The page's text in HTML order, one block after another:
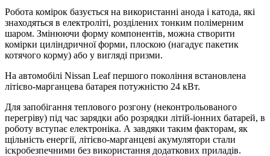
Робота комірок базується на використанні анода і катода, які
знаходяться в електроліті, розділених тонким полімерним
шаром. Змінюючи форму компонентів, можна створити
комірки циліндричної форми, плоскою (нагадує пакетик
котячого корму) або у вигляді призми.
На автомобілі Nissan Leaf першого покоління встановлена
літієво-марганцева батарея потужністю 24 кВт.
Для запобігання теплового розгону (неконтрольованого
перегріву) під час зарядки або розрядки літій-іонних батарей, в
роботу вступає електроніка. А завдяки таким факторам, як
щільність енергії, літієво-марганцеві акумулятори стали
іскробезпечними без використання додаткових приладів.